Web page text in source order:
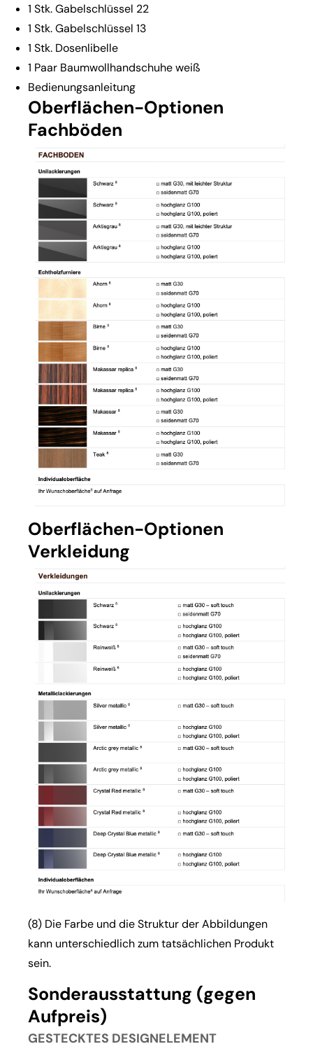
1 Stk. Gabelschlüssel 22
1 Stk. Gabelschlüssel 13
1 Stk. Dosenlibelle
1 Paar Baumwollhandschuhe weiß
Bedienungsanleitung
Oberflächen-Optionen
Fachböden
Oberflächen-Optionen
Verkleidung
(8) Die Farbe und die Struktur der Abbildungen
kann unterschiedlich zum tatsächlichen Produkt
sein.
Sonderausstattung (gegen
Aufpreis)
GESTECKTES DESIGNELEMENT